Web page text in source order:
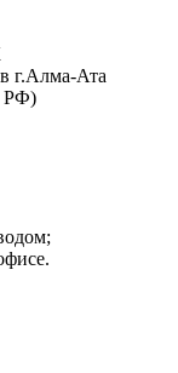
г.Алма-Ата
РФ)